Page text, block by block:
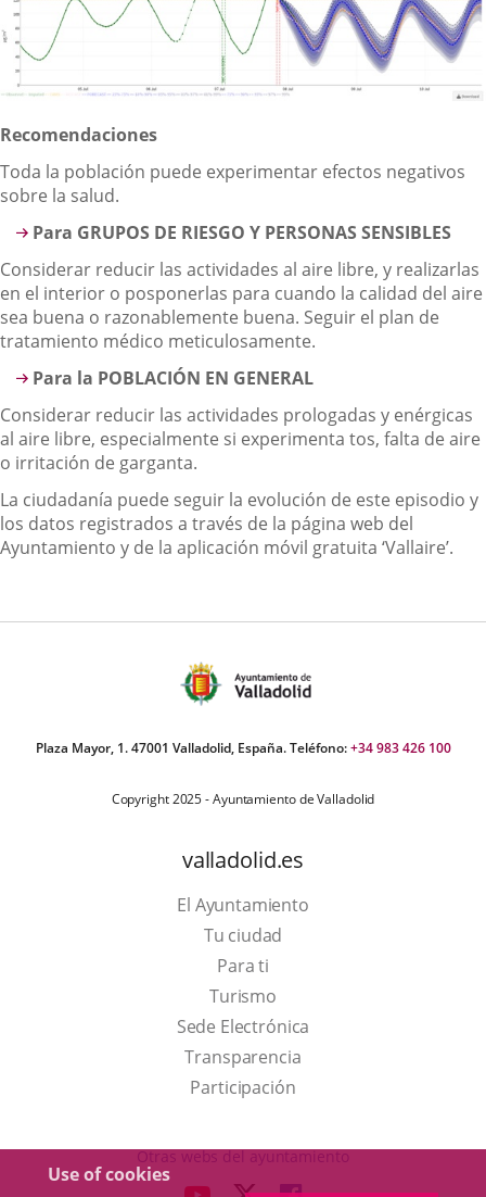
Use of cookies
Recomendaciones
Toda la población puede experimentar efectos negativos
sobre la salud.
Para GRUPOS DE RIESGO Y PERSONAS SENSIBLES
Considerar reducir las actividades al aire libre, y realizarlas
en el interior o posponerlas para cuando la calidad del aire
sea buena o razonablemente buena. Seguir el plan de
tratamiento médico meticulosamente.
Para la POBLACIÓN EN GENERAL
Considerar reducir las actividades prologadas y enérgicas
al aire libre, especialmente si experimenta tos, falta de aire
o irritación de garganta.
La ciudadanía puede seguir la evolución de este episodio y
los datos registrados a través de la página web del
Ayuntamiento y de la aplicación móvil gratuita ‘Vallaire’.
Plaza Mayor, 1. 47001 Valladolid, España. Teléfono:+34 983 426 100
Copyright 2025 - Ayuntamiento de Valladolid
valladolid.es
El Ayuntamiento
Tu ciudad
Para ti
TurismoThis
link
will
open
a
Sede Electrónica
Transparencia
Participación
Otras webs del ayuntamiento